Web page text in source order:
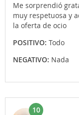
Me sorprendió
muy respetuosa y
la oferta de ocio
POSITIVO: Todo
NEGATIVO: Nada
10